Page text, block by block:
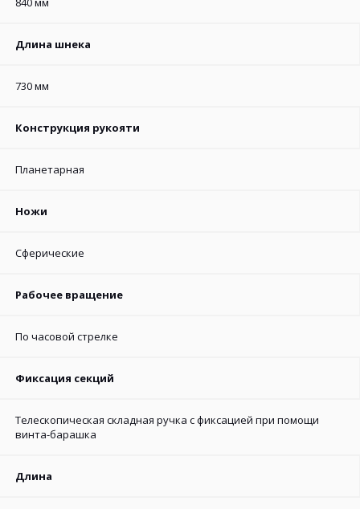
Длина шнека
730 мм
Конструкция рукояти
Планетарная
Ножи
Сферические
Рабочее вращение
По часовой стрелке
Фиксация секций
Телескопическая складная ручка с фиксацией при помощи
винта-барашка
Длина